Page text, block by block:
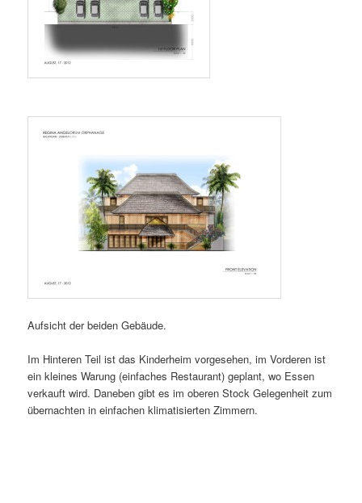
Aufsicht der beiden Gebäude.
Im Hinteren Teil ist das Kinderheim vorgesehen, im Vorderen ist
ein kleines Warung (einfaches Restaurant) geplant, wo Essen
verkauft wird. Daneben gibt es im oberen Stock Gelegenheit zum
übernachten in einfachen klimatisierten Zimmern.